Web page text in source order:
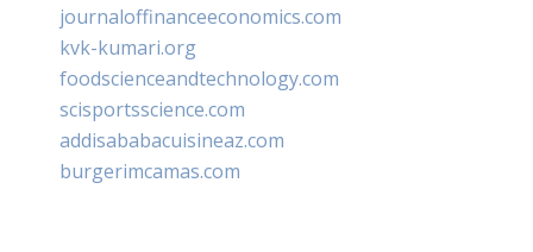
journaloffinanceeconomics.com
kvk-kumari.org
foodscienceandtechnology.com
scisportsscience.com
addisababacuisineaz.com
burgerimcamas.com